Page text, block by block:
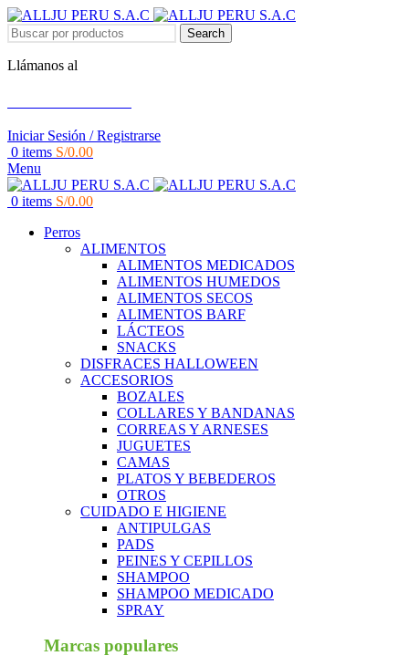
Search
Llámanos al
Iniciar Sesión / Registrarse
0 items S/0.00
Menu
0 items S/0.00
Perros
ALIMENTOS
ALIMENTOS MEDICADOS
ALIMENTOS HUMEDOS
ALIMENTOS SECOS
ALIMENTOS BARF
LÁCTEOS
SNACKS
DISFRACES HALLOWEEN
ACCESORIOS
BOZALES
COLLARES Y BANDANAS
CORREAS Y ARNESES
JUGUETES
CAMAS
PLATOS Y BEBEDEROS
OTROS
CUIDADO E HIGIENE
ANTIPULGAS
PADS
PEINES Y CEPILLOS
SHAMPOO
SHAMPOO MEDICADO
SPRAY
Marcas populares